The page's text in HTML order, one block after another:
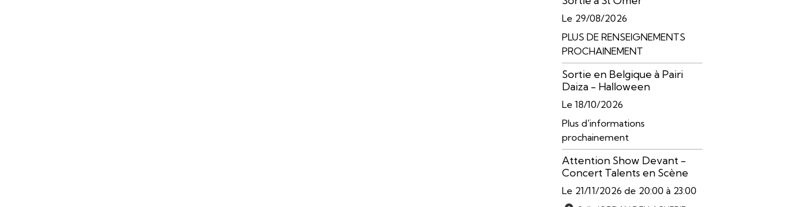
Le 29/08/2026
PLUS DE RENSEIGNEMENTS
PROCHAINEMENT
Sortie en Belgique à Pairi
Daiza - Halloween
Le 18/10/2026
Plus d'informations
prochainement
Attention Show Devant -
Concert Talents en Scène
Le 21/11/2026 de 20:00 à 23:00